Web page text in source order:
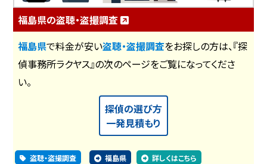
福島県の盗聴・盗撮調査
福島県で料金が安い盗聴・盗撮調査をお探しの方は、『探
偵事務所ラクヤス』の次のページをご覧になってくださ
い。
探偵の選び方
一発見積もり
盗聴・盗撮調査 福島県 詳しくはこちら